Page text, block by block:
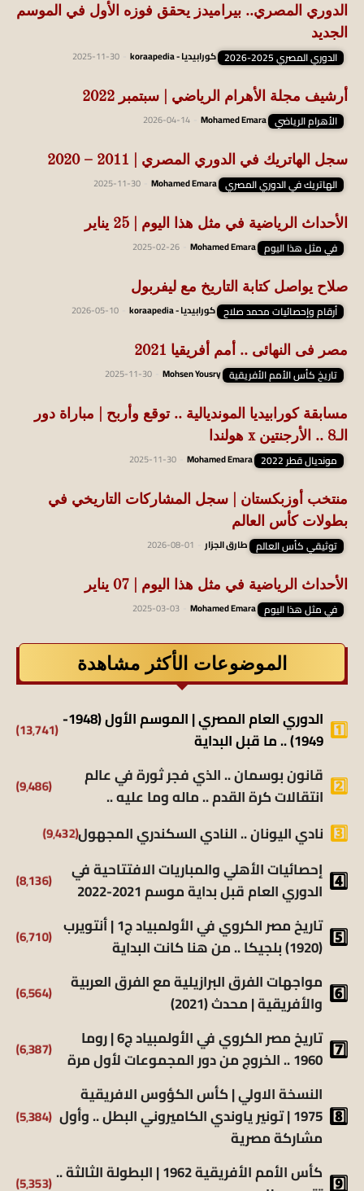
الدوري المصري.. بيراميدز يحقق فوزه الأول في الموسم
الجديد
الدوري المصري 2025-2026 كورابيديا - koraapedia 2025-11-30
أرشيف مجلة الأهرام الرياضي | سبتمبر 2022
الأهرام الرياضي Mohamed Emara
2026-04-14
سجل الهاتريك في الدوري المصري | 2011 – 2020
الهاتريك في الدوري المصري Mohamed Emara
2025-11-30
الأحداث الرياضية في مثل هذا اليوم | 25 يناير
في مثل هذا اليوم Mohamed Emara
2025-02-26
صلاح يواصل كتابة التاريخ مع ليفربول
أرقام وإحصائيات محمد صلاح كورابيديا - koraapedia 2026-05-10
مصر فى النهائى .. أمم أفريقيا 2021
تاريخ كأس الأمم الأفريقية Mohsen Yousry
2025-11-30
مسابقة كورابيديا المونديالية .. توقع وأربح | مباراة دور
الـ8 .. الأرجنتين x هولندا
مونديال قطر 2022 Mohamed Emara
2025-11-30
منتخب أوزبكستان | سجل المشاركات التاريخي في
بطولات كأس العالم
توثيقي كأس العالم طارق الجزار 2026-08-01
الأحداث الرياضية في مثل هذا اليوم | 07 يناير
في مثل هذا اليوم Mohamed Emara
2025-03-03
الموضوعات الأكثر مشاهدة
الدوري العام المصري | الموسم الأول (1948-
1949) .. ما قبل البداية
(13٬741)
قانون بوسمان .. الذي فجر ثورة في عالم
انتقالات كرة القدم .. ماله وما عليه ..
(9٬486)
نادي اليونان .. النادي السكندري المجهول(9٬432)
إحصائيات الأهلي والمباريات الافتتاحية في
الدوري العام قبل بداية موسم 2021-2022
(8٬136)
تاريخ مصر الكروي في الأولمبياد ج1 | أنتويرب
(1920) بلجيكا .. من هنا كانت البداية
(6٬710)
مواجهات الفرق البرازيلية مع الفرق العربية
والأفريقية | محدث (2021)
(6٬564)
تاريخ مصر الكروي في الأولمبياد ج6 | روما
1960 .. الخروج من دور المجموعات لأول مرة
(6٬387)
النسخة الاولي | كأس الكؤوس الافريقية
1975 | تونير ياوندي الكاميروني البطل .. وأول
مشاركة مصرية
(5٬384)
كأس الأمم الأفريقية 1962 | البطولة الثالثة ..(5٬353)